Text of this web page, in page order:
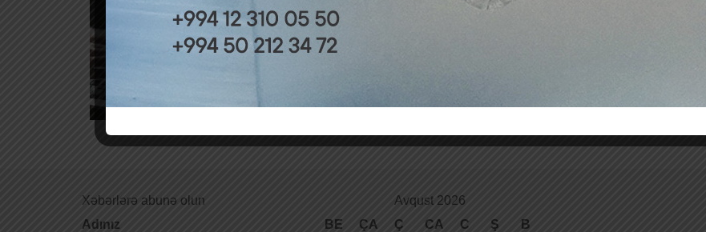
Mühasibat, Audit və Kadr Xidmətləri üçün linkə daxil olun.
Xəbərlərə abunə olun
Adınız
Avqust 2026
BE
ÇA Ç CA C Ş B